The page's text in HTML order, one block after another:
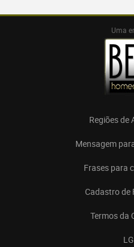
Uma
Regiões de
Mensagem
Frases para
Cadastro de
Termos da